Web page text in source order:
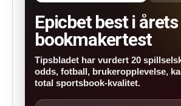
Epicbet best i årets
bookmakertest
Tipsbladet har vurdert 20
odds, fotball, brukeropplevelse,
total sportsbook-kvalitet.